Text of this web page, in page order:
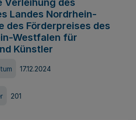
Verleihung des
Landes Nordrhein-
des Förderpreises des
Westfalen für
Künstler
17.12.2024
201